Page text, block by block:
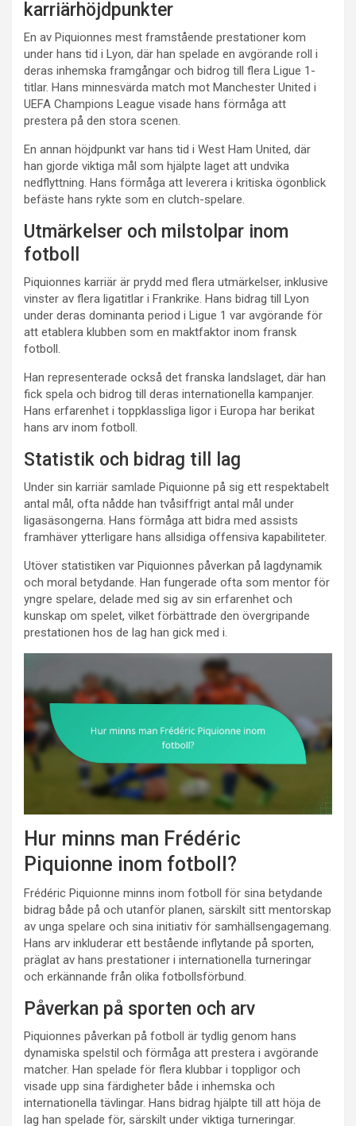
karriärhöjdpunkter
En av Piquionnes mest framstående prestationer kom
under hans tid i Lyon, där han spelade en avgörande roll i
deras inhemska framgångar och bidrog till flera Ligue 1-
titlar. Hans minnesvärda match mot Manchester United i
UEFA Champions League visade hans förmåga att
prestera på den stora scenen.
En annan höjdpunkt var hans tid i West Ham United, där
han gjorde viktiga mål som hjälpte laget att undvika
nedflyttning. Hans förmåga att leverera i kritiska ögonblick
befäste hans rykte som en clutch-spelare.
Utmärkelser och milstolpar inom
fotboll
Piquionnes karriär är prydd med flera utmärkelser, inklusive
vinster av flera ligatitlar i Frankrike. Hans bidrag till Lyon
under deras dominanta period i Ligue 1 var avgörande för
att etablera klubben som en maktfaktor inom fransk
fotboll.
Han representerade också det franska landslaget, där han
fick spela och bidrog till deras internationella kampanjer.
Hans erfarenhet i toppklassliga ligor i Europa har berikat
hans arv inom fotboll.
Statistik och bidrag till lag
Under sin karriär samlade Piquionne på sig ett respektabelt
antal mål, ofta nådde han tvåsiffrigt antal mål under
ligasäsongerna. Hans förmåga att bidra med assists
framhäver ytterligare hans allsidiga offensiva kapabiliteter.
Utöver statistiken var Piquionnes påverkan på lagdynamik
och moral betydande. Han fungerade ofta som mentor för
yngre spelare, delade med sig av sin erfarenhet och
kunskap om spelet, vilket förbättrade den övergripande
prestationen hos de lag han gick med i.
Hur minns man Frédéric
Piquionne inom fotboll?
Frédéric Piquionne minns inom fotboll för sina betydande
bidrag både på och utanför planen, särskilt sitt mentorskap
av unga spelare och sina initiativ för samhällsengagemang.
Hans arv inkluderar ett bestående inflytande på sporten,
präglat av hans prestationer i internationella turneringar
och erkännande från olika fotbollsförbund.
Påverkan på sporten och arv
Piquionnes påverkan på fotboll är tydlig genom hans
dynamiska spelstil och förmåga att prestera i avgörande
matcher. Han spelade för flera klubbar i toppligor och
visade upp sina färdigheter både i inhemska och
internationella tävlingar. Hans bidrag hjälpte till att höja de
lag han spelade för, särskilt under viktiga turneringar.